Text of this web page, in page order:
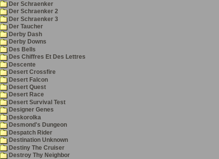
Der Schraenker
Der Schraenker 2
Der Schraenker 3
Der Taucher
Derby Dash
Derby Downs
Des Bells
Des Chiffres Et Des Lettres
Descente
Desert Crossfire
Desert Falcon
Desert Quest
Desert Race
Desert Survival Test
Designer Genes
Deskorolka
Desmond's Dungeon
Despatch Rider
Destination Unknown
Destiny The Cruiser
Destroy Thy Neighbor